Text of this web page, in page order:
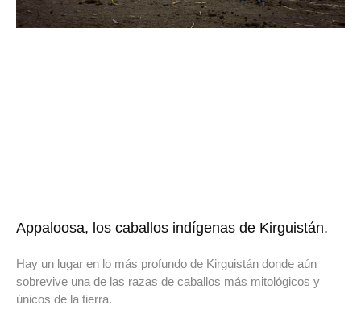
Appaloosa, los caballos indígenas de Kirguistán.
Hay un lugar en lo más profundo de Kirguistán donde aún
sobrevive una de las razas de caballos más mitológicos y
únicos de la tierra.